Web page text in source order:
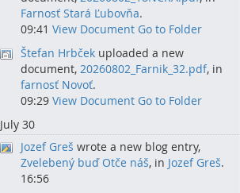
Farnosť Stará Ľubovňa.
09:41 View Document Go to Folder
Štefan Hrbček uploaded a new
document, 20260802_Farnik_32.pdf, in
farnosť Novoť.
09:29 View Document Go to Folder
July 30
Jozef Greš wrote a new blog entry,
Zvelebený buď Otče náš, in Jozef Greš.
16:56